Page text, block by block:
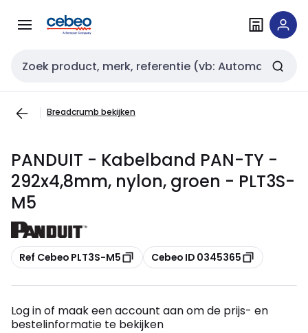
naar
naar
Zoekveld invoer
Breadcrumb bekijken
PANDUIT - Kabelband PAN-TY -
292x4,8mm, nylon, groen - PLT3S-
M5
Kopiëren
Ref Cebeo PLT3S-M5 Kopiëren
Cebeo ID 0345365
Log in of maak een account aan om de prijs- en
bestelinformatie te bekijken